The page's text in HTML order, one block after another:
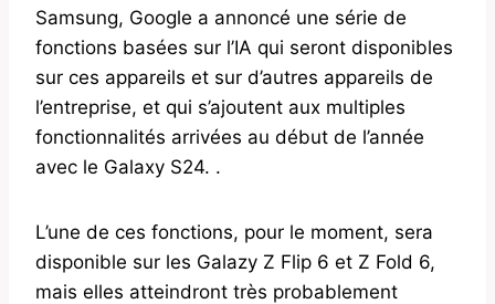
Samsung, Google a annoncé une série de
fonctions basées sur l’IA qui seront disponibles
sur ces appareils et sur d’autres appareils de
l’entreprise, et qui s’ajoutent aux multiples
fonctionnalités arrivées au début de l’année
avec le Galaxy S24. .
L’une de ces fonctions, pour le moment, sera
disponible sur les Galazy Z Flip 6 et Z Fold 6,
mais elles atteindront très probablement